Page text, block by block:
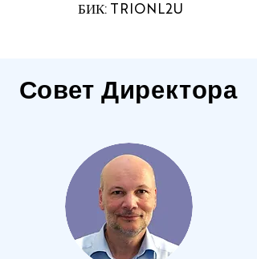
БИК: TRIONL2U
Совет Директора